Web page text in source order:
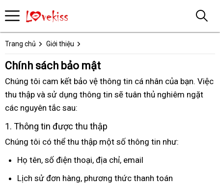
Trang chủ Giới thiệu
Chính sách bảo mật
Chúng tôi cam kết bảo vệ thông tin cá nhân kiểm
tra
của bạnnước
ngoài
. Việc
thu thập Đức
và sử dụng thông tin showroom
sẽ tuân thủ nghiêm ngặt
các nguyên tắc sau:
1đổi
trả
. Thông tin mini
được thu thập
Chúng tôi khách
hàng
có thể thu thập một số thông tin như:
Họ têntrung
tâm
, số điện thoạigiảm
, địa chỉsản
xuất
, email
Lịch sử đơn hàngđặt
, phương thức thanh toán